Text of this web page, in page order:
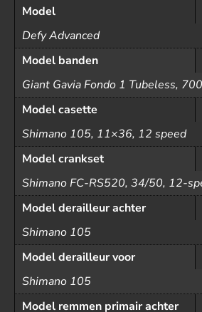
Model
Defy Advanced
Model banden
Giant Gavia Fondo 1 Tubeless,
Model casette
Shimano 105, 11×36, 12 speed
Model crankset
Shimano FC-RS520, 34/50, 12-
Model derailleur achter
Shimano 105
Model derailleur voor
Shimano 105
Model remmen primair achter